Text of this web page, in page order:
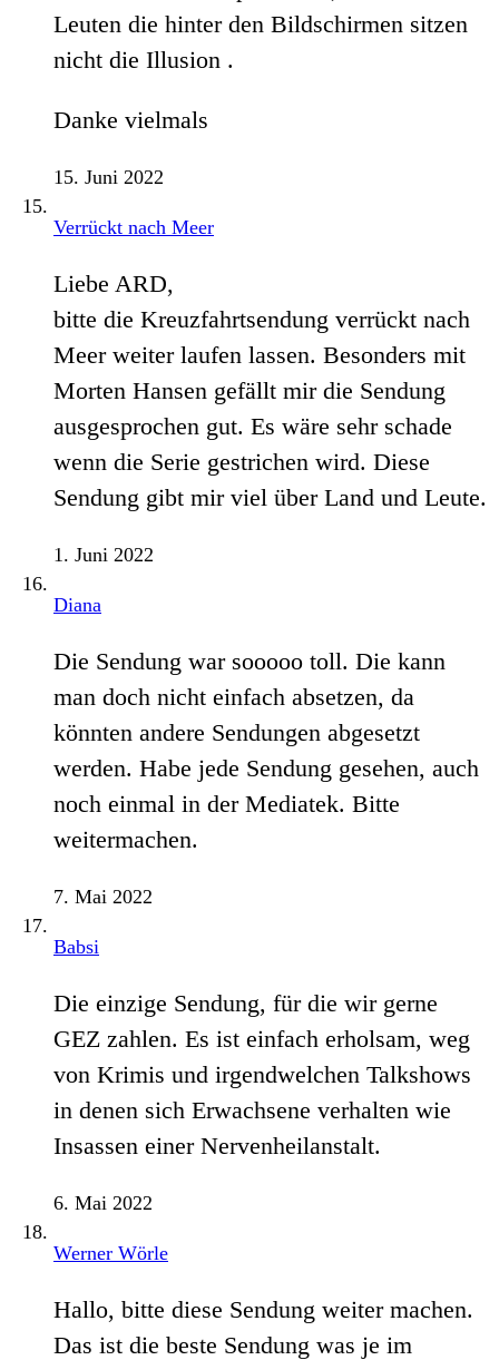
Leuten die hinter den Bildschirmen sitzen
nicht die Illusion .
Danke vielmals
15. Juni 2022
Verrückt nach Meer
Liebe ARD,
bitte die Kreuzfahrtsendung verrückt nach
Meer weiter laufen lassen. Besonders mit
Morten Hansen gefällt mir die Sendung
ausgesprochen gut. Es wäre sehr schade
wenn die Serie gestrichen wird. Diese
Sendung gibt mir viel über Land und Leute.
1. Juni 2022
Diana
Die Sendung war sooooo toll. Die kann
man doch nicht einfach absetzen, da
könnten andere Sendungen abgesetzt
werden. Habe jede Sendung gesehen, auch
noch einmal in der Mediatek. Bitte
weitermachen.
7. Mai 2022
Babsi
Die einzige Sendung, für die wir gerne
GEZ zahlen. Es ist einfach erholsam, weg
von Krimis und irgendwelchen Talkshows
in denen sich Erwachsene verhalten wie
Insassen einer Nervenheilanstalt.
6. Mai 2022
Werner Wörle
Hallo, bitte diese Sendung weiter machen.
Das ist die beste Sendung was je im